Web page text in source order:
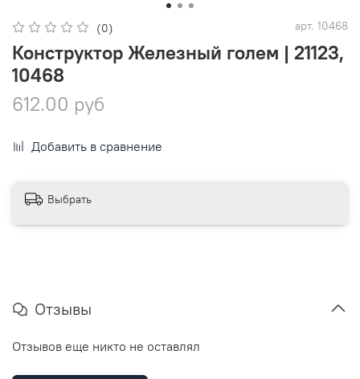
(0) арт. 10468
Конструктор Железный голем | 21123,
10468
612.00 руб
Добавить в сравнение
Выбрать
Отзывы
Отзывов еще никто не оставлял